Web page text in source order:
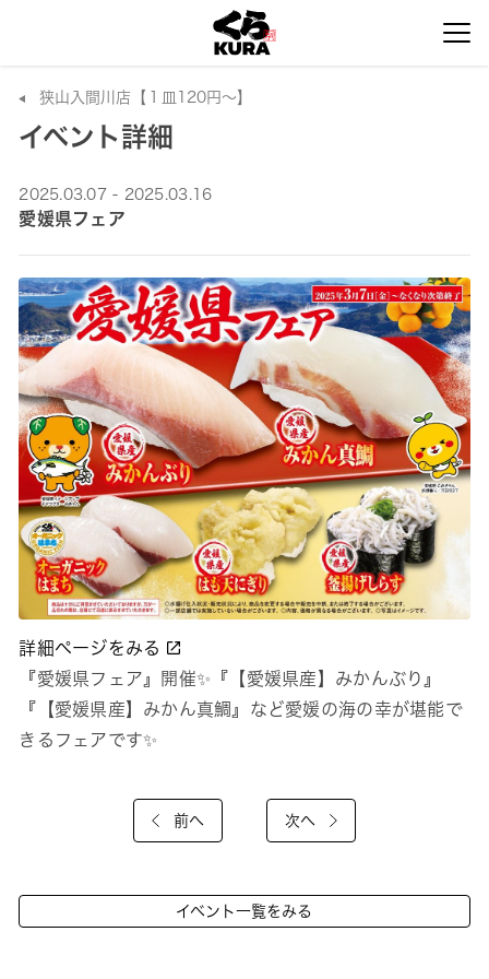
狭山入間川店【１皿120円～】
イベント詳細
2025.03.07 - 2025.03.16
愛媛県フェア
詳細ページをみる
『愛媛県フェア』開催✨『【愛媛県産】みかんぶり』
『【愛媛県産】みかん真鯛』など愛媛の海の幸が堪能で
きるフェアです✨
前へ 次へ
イベント一覧をみる